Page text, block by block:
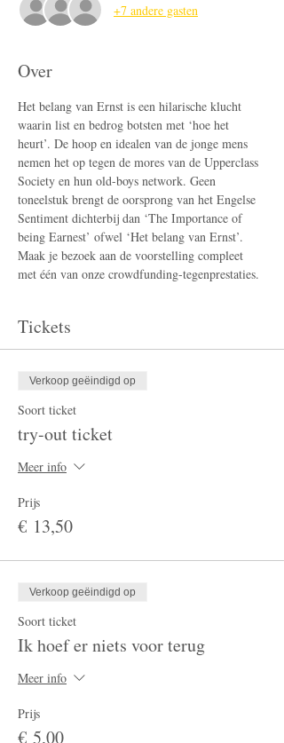
+7 andere gasten
Over
Het belang van Ernst is een hilarische klucht
waarin list en bedrog botsten met ‘hoe het
heurt’. De hoop en idealen van de jonge mens
nemen het op tegen de mores van de Upperclass
Society en hun old-boys network. Geen
toneelstuk brengt de oorsprong van het Engelse
Sentiment dichterbij dan ‘The Importance of
being Earnest’ ofwel ‘Het belang van Ernst’.
Maak je bezoek aan de voorstelling compleet
met één van onze crowdfunding-tegenprestaties.
Tickets
Verkoop geëindigd op
Soort ticket
try-out ticket
Meer info
Prijs
€ 13,50
Verkoop geëindigd op
Soort ticket
Ik hoef er niets voor terug
Meer info
Prijs
€ 5,00